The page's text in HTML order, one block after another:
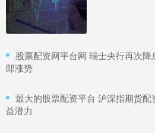
股票配资网平台网 瑞士央行再次
郎涨势
最大的股票配资平台 沪深指期货
益潜力